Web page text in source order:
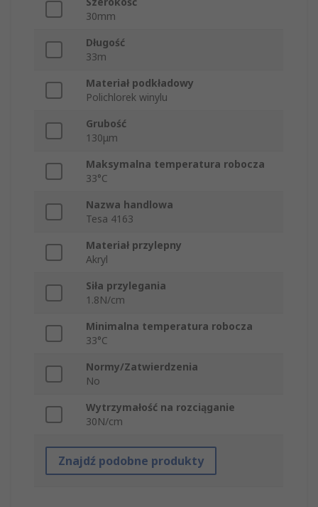
30mm
Długość
33m
Materiał podkładowy
Polichlorek winylu
Grubość
130μm
Maksymalna temperatura robocza
33°C
Nazwa handlowa
Tesa 4163
Materiał przylepny
Akryl
Siła przylegania
1.8N/cm
Minimalna temperatura robocza
33°C
Normy/Zatwierdzenia
No
Wytrzymałość na rozciąganie
30N/cm
Znajdź podobne produkty